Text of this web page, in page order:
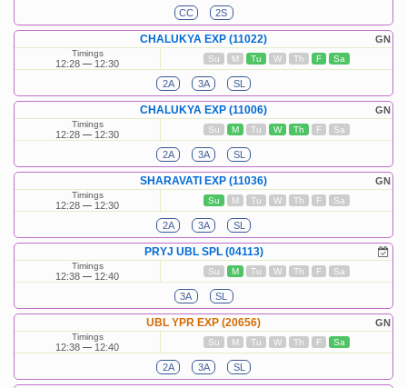
CC 2S
GN
CHALUKYA EXP (11022)
Timings
12:28 12:30 Su M Tu W Th F Sa
2A 3A SL
GN
CHALUKYA EXP (11006)
Timings
12:28 12:30 Su M Tu W Th F Sa
2A 3A SL
GN
SHARAVATI EXP (11036)
Timings
12:28 12:30 Su M Tu W Th F Sa
2A 3A SL
PRYJ UBL SPL (04113)
Timings
12:38 12:40 Su M Tu W Th F Sa
3A SL
GN
UBL YPR EXP (20656)
Timings
12:38 12:40 Su M Tu W Th F Sa
2A 3A SL